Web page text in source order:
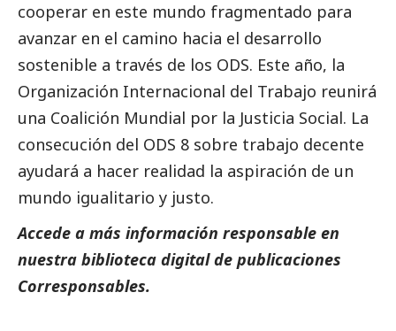
cooperar en este mundo fragmentado para
avanzar en el camino hacia el desarrollo
sostenible a través de los ODS. Este año, la
Organización Internacional del Trabajo reunirá
una Coalición Mundial por la Justicia Social. La
consecución del ODS 8 sobre trabajo decente
ayudará a hacer realidad la aspiración de un
mundo igualitario y justo.
Accede a más información responsable en
nuestra biblioteca digital de publicaciones
Corresponsables.